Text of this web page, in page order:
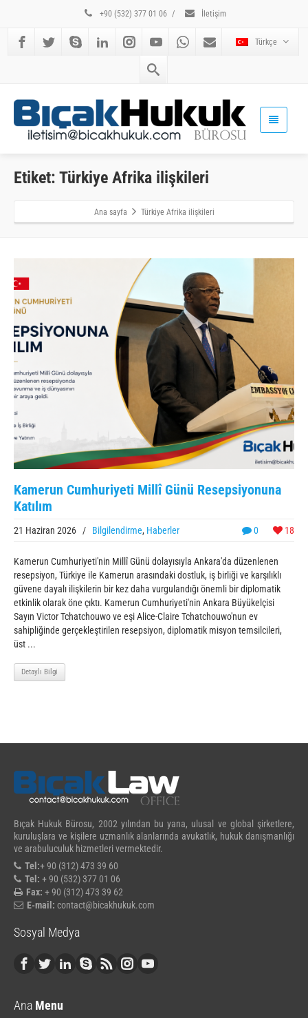
+90 (532) 377 01 06 / İletişim
Türkçe
Etiket: Türkiye Afrika ilişkileri
Ana sayfa Türkiye Afrika ilişkileri
Kamerun Cumhuriyeti Millî Günü Resepsiyonuna
Katılım
0 18
21 Haziran 2026 / Bilgilendirme, Haberler
Kamerun Cumhuriyeti'nin Millî Günü dolayısıyla Ankara'da düzenlenen
resepsiyon, Türkiye ile Kamerun arasındaki dostluk, iş birliği ve karşılıklı
güvene dayalı ilişkilerin bir kez daha vurgulandığı önemli bir diplomatik
etkinlik olarak öne çıktı. Kamerun Cumhuriyeti'nin Ankara Büyükelçisi
Sayın Victor Tchatchouwo ve eşi Alice-Claire Tchatchouwo'nun ev
sahipliğinde gerçekleştirilen resepsiyon, diplomatik misyon temsilcileri,
üst ...
Detaylı Bilgi
Bıçak Hukuk Bürosu, 2002 yılından bu yana, ulusal ve global şirketlere,
kuruluşlara ve kişilere uzmanlık alanlarında avukatlık, hukuk danışmanlığı
ve arabuluculuk hizmetleri vermektedir.
Tel:+ 90 (312) 473 39 60
Tel: + 90 (532) 377 01 06
Fax: + 90 (312) 473 39 62
E-mail: contact@bicakhukuk.com
Sosyal Medya
Ana Menu